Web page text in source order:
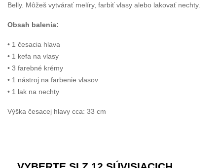
Belly. Môžeš vytvárať melíry, farbiť vlasy alebo lakovať nechty.
Obsah balenia:
• 1 česacia hlava
• 1 kefa na vlasy
• 3 farebné krémy
• 1 nástroj na farbenie vlasov
• 1 lak na nechty
Výška česacej hlavy cca: 33 cm